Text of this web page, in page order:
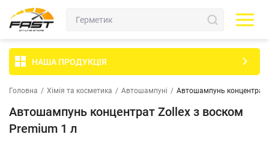
НАША ПРОДУКЦІЯ
Головна / Хімія та косметика / Автошампуні / Автошампунь концентрат
Автошампунь концентрат Zollex з воском
Premium 1 л